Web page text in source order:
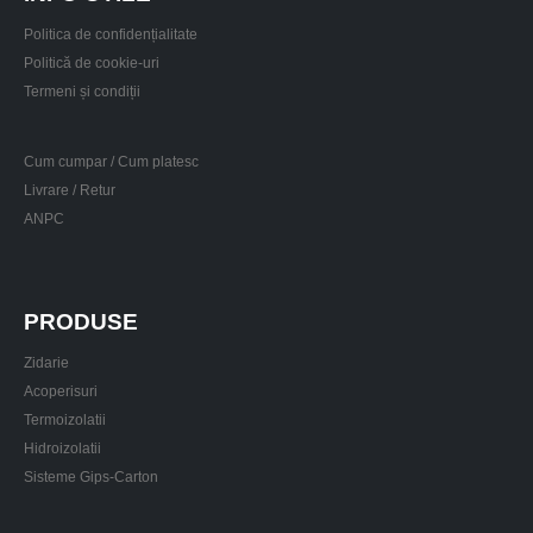
Politica de confidențialitate
Politică de cookie-uri
Termeni și condiții
Cum cumpar / Cum platesc
Livrare / Retur
ANPC
PRODUSE
Zidarie
Acoperisuri
Termoizolatii
Hidroizolatii
Sisteme Gips-Carton